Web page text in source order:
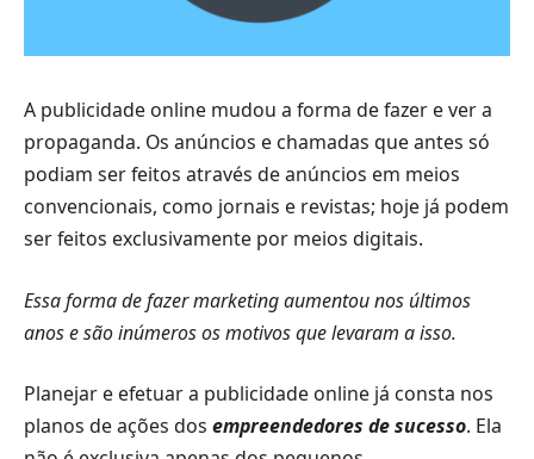
A publicidade online mudou a forma de fazer e ver a
propaganda. Os anúncios e chamadas que antes só
podiam ser feitos através de anúncios em meios
convencionais, como jornais e revistas; hoje já podem
ser feitos exclusivamente por meios digitais.
Essa forma de fazer marketing aumentou nos últimos
anos e são inúmeros os motivos que levaram a isso.
Planejar e efetuar a publicidade online já consta nos
planos de ações dos empreendedores de sucesso. Ela